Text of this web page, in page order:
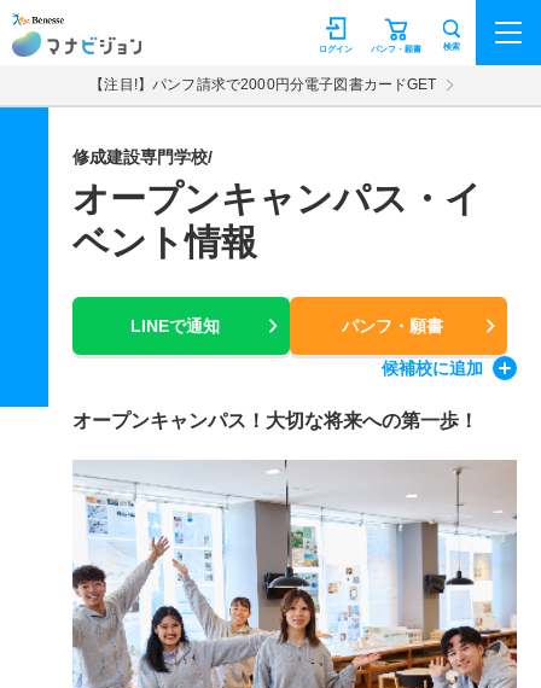
マナビジョン パンフ・願書
ログイン 検索
【注目!】パンフ請求で2000円分電子図書カードGET
修成建設専門学校/
オープンキャンパス・イ
ベント情報
LINEで通知 パンフ・願書
候補校に追加
オープンキャンパス！大切な将来への第一歩！